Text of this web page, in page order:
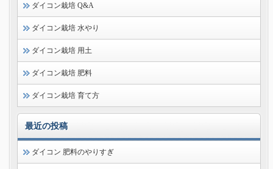
ダイコン栽培 Q&A
ダイコン栽培 水やり
ダイコン栽培 用土
ダイコン栽培 肥料
ダイコン栽培 育て方
最近の投稿
ダイコン 肥料のやりすぎ